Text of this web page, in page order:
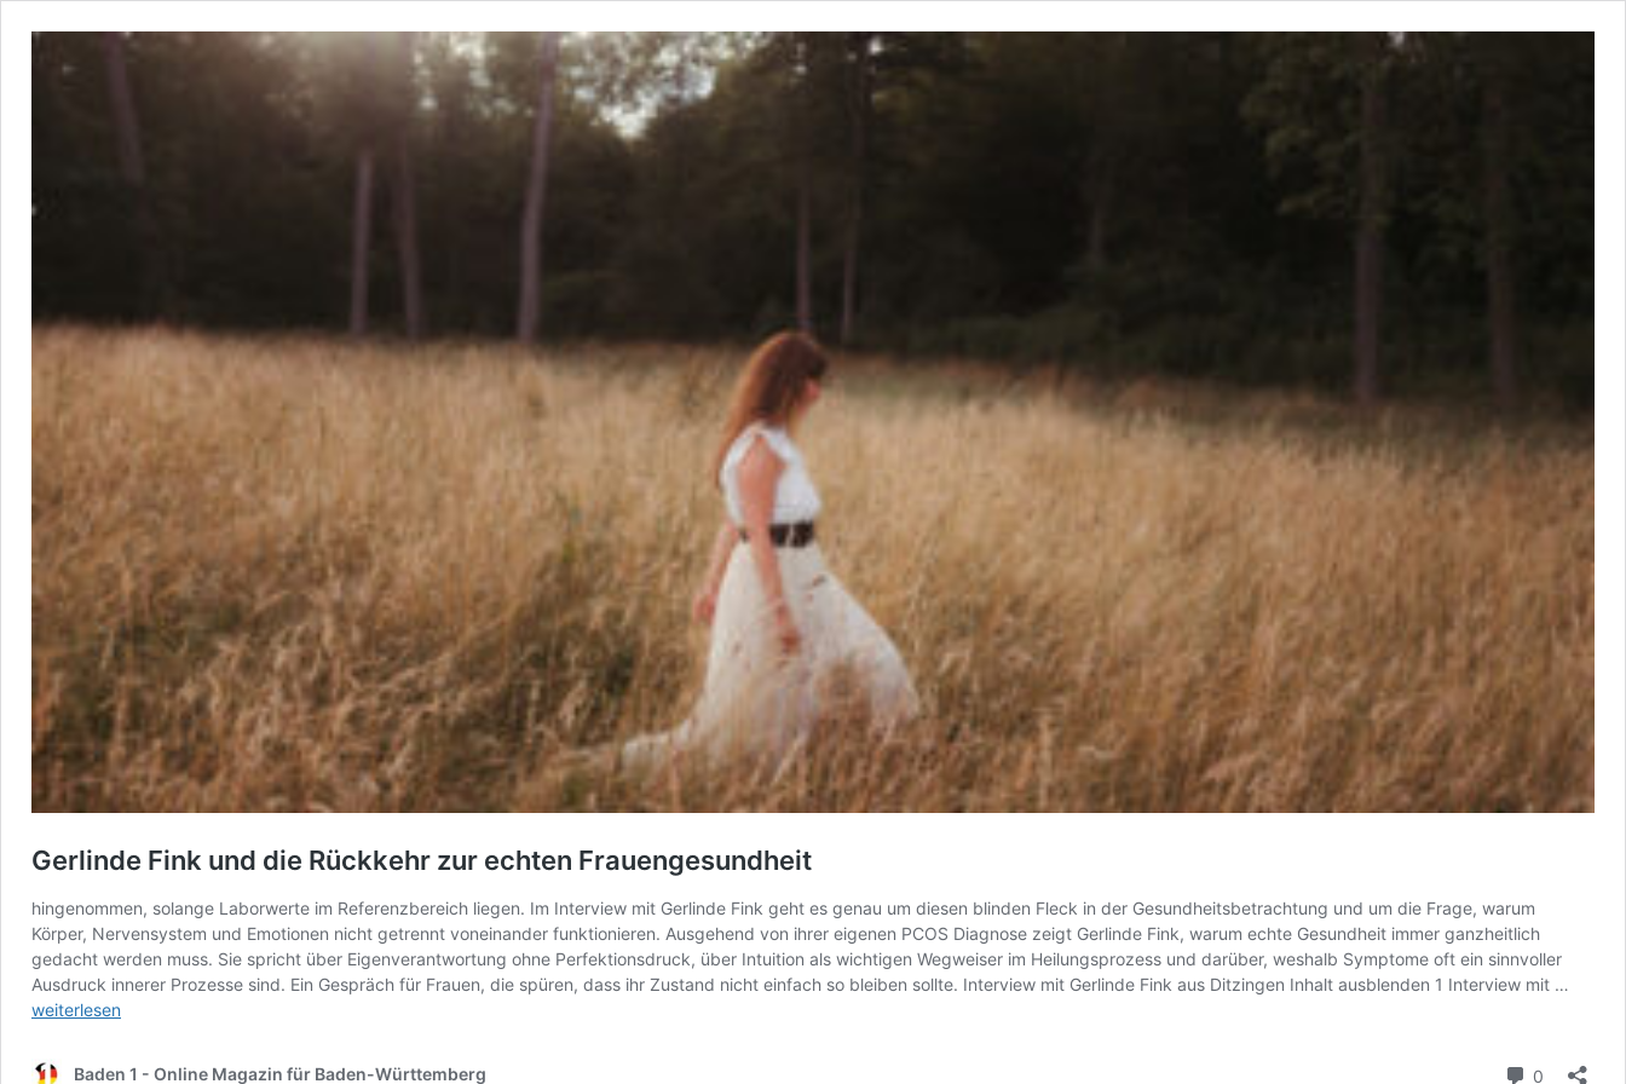
Gerlinde Fink und die Rückkehr zur echten Frauengesundheit
hingenommen, solange Laborwerte im Referenzbereich liegen. Im Interview mit Gerlinde Fink geht es genau um diesen blinden Fleck in der Gesundheitsbetrachtung und um die Frage, warum
Körper, Nervensystem und Emotionen nicht getrennt voneinander funktionieren. Ausgehend von ihrer eigenen PCOS Diagnose zeigt Gerlinde Fink, warum echte Gesundheit immer ganzheitlich
gedacht werden muss. Sie spricht über Eigenverantwortung ohne Perfektionsdruck, über Intuition als wichtigen Wegweiser im Heilungsprozess und darüber, weshalb Symptome oft ein sinnvoller
Ausdruck innerer Prozesse sind. Ein Gespräch für Frauen, die spüren, dass ihr Zustand nicht einfach so bleiben sollte. Interview mit Gerlinde Fink aus Ditzingen Inhalt ausblenden 1 Interview mit …
weiterlesen
Baden 1 - Online Magazin für Baden-Württemberg 0